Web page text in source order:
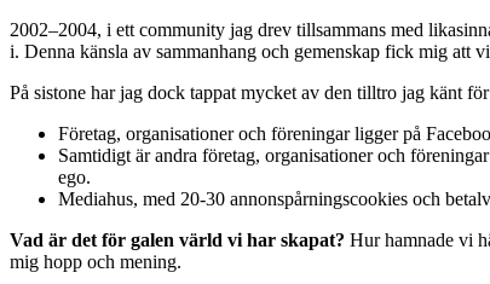
2002–2004, i ett community jag drev tillsammans med
i. Denna känsla av sammanhang och gemenskap fick mig att
På sistone har jag dock tappat mycket av den tilltro jag känt
Företag, organisationer och föreningar ligger på
Samtidigt är andra företag, organisationer och
ego.
Mediahus, med 20-30 annonspårningscookies och
Vad är det för galen värld vi har skapat? Hur hamnade vi
mig hopp och mening.